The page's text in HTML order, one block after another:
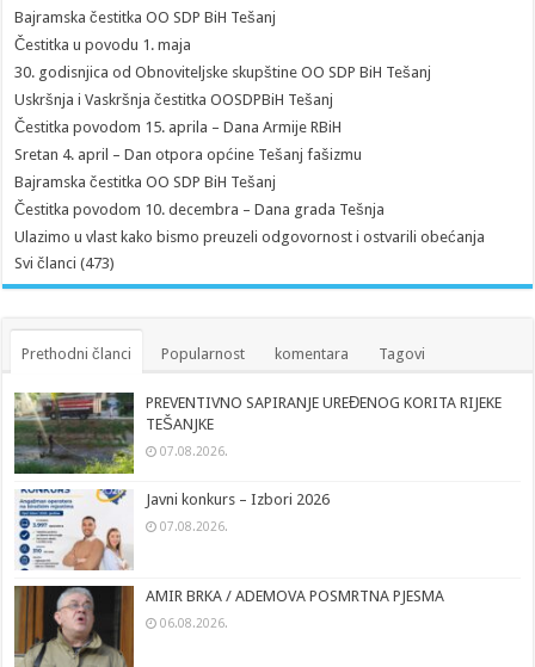
Bajramska čestitka OO SDP BiH Tešanj
Čestitka u povodu 1. maja
30. godisnjica od Obnoviteljske skupštine OO SDP BiH Tešanj
Uskršnja i Vaskršnja čestitka OOSDPBiH Tešanj
Čestitka povodom 15. aprila – Dana Armije RBiH
Sretan 4. april – Dan otpora općine Tešanj fašizmu
Bajramska čestitka OO SDP BiH Tešanj
Čestitka povodom 10. decembra – Dana grada Tešnja
Ulazimo u vlast kako bismo preuzeli odgovornost i ostvarili obećanja
Svi članci (473)
Prethodni članci Popularnost komentara Tagovi
PREVENTIVNO SAPIRANJE UREĐENOG KORITA RIJEKE
TEŠANJKE
07.08.2026.
Javni konkurs – Izbori 2026
07.08.2026.
AMIR BRKA / ADEMOVA POSMRTNA PJESMA
06.08.2026.